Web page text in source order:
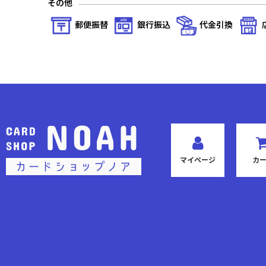
プレシャスブースターパック アイドルマスター シャイニーカラー
「東京喰種トーキョーグール」シリーズ
ヱヴァンゲリヲン新劇場版
アークナイツ Vol.2
その他
郵便振替
銀行振込 代金引換
マイページ カ